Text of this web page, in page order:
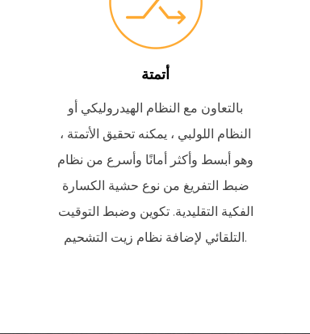
أتمتة
بالتعاون مع النظام الهيدروليكي أو
النظام اللولبي ، يمكنه تحقيق الأتمتة ،
وهو أبسط وأكثر أمانًا وأسرع من نظام
ضبط التفريغ من نوع حشية الكسارة
الفكية التقليدية.تكوين وضبط التوقيت
التلقائي لإضافة نظام زيت التشحيم.